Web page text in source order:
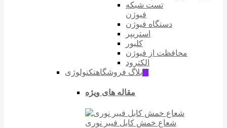
تست شبکه
فیوژن
دستگاه فیوژن
استریپر
کلیور
محافظت از فیوژن
الکترود
بلاگ فروشگاهتکنولوژی
مقاله های ویژه
شعاع خمش کابل فیبر نوری